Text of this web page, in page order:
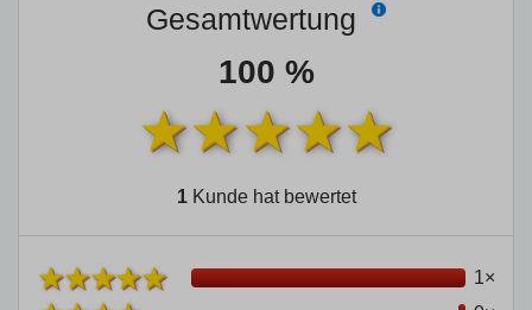
Gesamtwertung
100 %
1Kunde hat bewertet
1×